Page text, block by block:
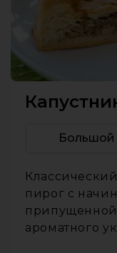
Большой
пирог с
припущенной
ароматного